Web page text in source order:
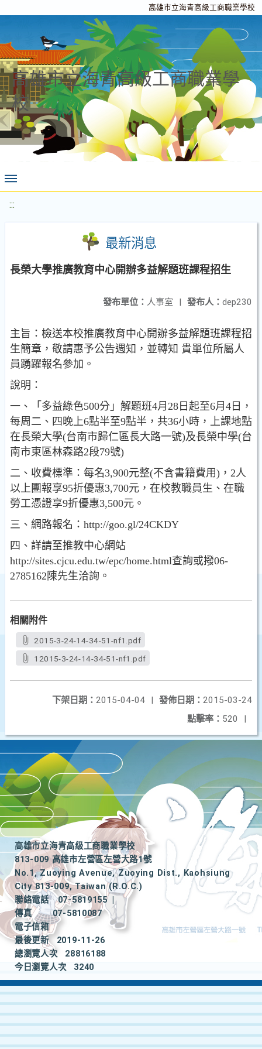
高雄市立海青高級工商職業學校
高雄市立海青高級工商職業學
校
:::
最新消息
長榮大學推廣教育中心開辦多益解題班課程招生
發布人： dep230
發布單位： 人事室 |
主旨：檢送本校推廣教育中心開辦多益解題班課程招
生簡章，敬請惠予公告週知，並轉知 貴單位所屬人
員踴躍報名參加。
說明：
一、「多益綠色500分」解題班4月28日起至6月4日，
每周二、四晚上6點半至9點半，共36小時，上課地點
在長榮大學(台南市歸仁區長大路一號)及長榮中學(台
南市東區林森路2段79號)
二、收費標準：每名3,900元整(不含書籍費用)，2人
以上團報享95折優惠3,700元，在校教職員生、在職
勞工憑證享9折優惠3,500元。
三、網路報名：http://goo.gl/24CKDY
四、詳請至推教中心網站
http://sites.cjcu.edu.tw/epc/home.html查詢或撥06-
2785162陳先生洽詢。
相關附件
2015-3-24-14-34-51-nf1.pdf
12015-3-24-14-34-51-nf1.pdf
發佈日期： 2015-03-24
下架日期： 2015-04-04
|
點擊率： 520 |
高雄市立海青高級工商職業學校
813-009 高雄市左營區左營大路1號
No.1, Zuoying Avenue, Zuoying Dist., Kaohsiung
City 813-009, Taiwan (R.O.C.)
聯絡電話
07-5819155
|
傳真
07-5810087
電子信箱
最後更新
2019-11-26
總瀏覽人次
28816188
今日瀏覽人次
3240